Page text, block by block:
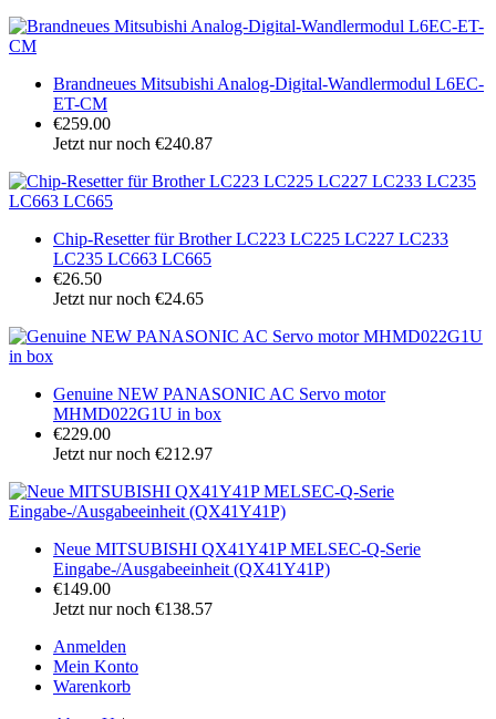
Brandneues Mitsubishi Analog-Digital-Wandlermodul L6EC-
ET-CM
€259.00
Jetzt nur noch €240.87
Chip-Resetter für Brother LC223 LC225 LC227 LC233
LC235 LC663 LC665
€26.50
Jetzt nur noch €24.65
Genuine NEW PANASONIC AC Servo motor
MHMD022G1U in box
€229.00
Jetzt nur noch €212.97
Neue MITSUBISHI QX41Y41P MELSEC-Q-Serie
Eingabe-/Ausgabeeinheit (QX41Y41P)
€149.00
Jetzt nur noch €138.57
Anmelden
Mein Konto
Warenkorb